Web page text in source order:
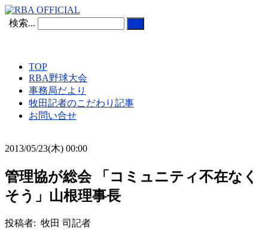
検索...
TOP
RBA野球大会
事務局だより
牧田記者のこだわり記事
お問い合せ
2013/05/23(木) 00:00
管理協が総会 「コミュニティ不在なく
そう」山根理事長
投稿者: 牧田 司記者